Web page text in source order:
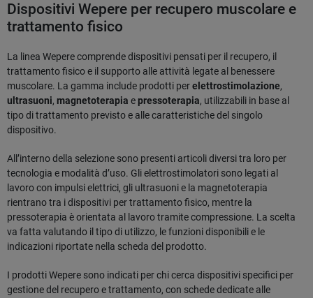
Dispositivi Wepere per recupero muscolare e
trattamento fisico
La linea Wepere comprende dispositivi pensati per il recupero, il
trattamento fisico e il supporto alle attività legate al benessere
muscolare. La gamma include prodotti perelettrostimolazione,
ultrasuoni, magnetoterapia epressoterapia, utilizzabili in base al
tipo di trattamento previsto e alle caratteristiche del singolo
dispositivo.
All’interno della selezione sono presenti articoli diversi tra loro per
tecnologia e modalità d’uso. Gli elettrostimolatori sono legati al
lavoro con impulsi elettrici, gli ultrasuoni e la magnetoterapia
rientrano tra i dispositivi per trattamento fisico, mentre la
pressoterapia è orientata al lavoro tramite compressione. La scelta
va fatta valutando il tipo di utilizzo, le funzioni disponibili e le
indicazioni riportate nella scheda del prodotto.
I prodotti Wepere sono indicati per chi cerca dispositivi specifici per
gestione del recupero e trattamento, con schede dedicate alle